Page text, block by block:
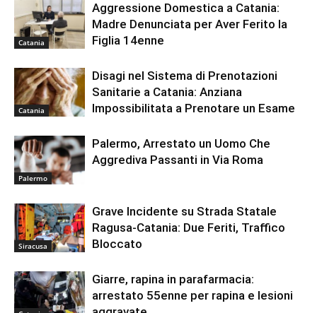
Catania
Aggressione Domestica a Catania:
Madre Denunciata per Aver Ferito la
Figlia 14enne
Catania
Disagi nel Sistema di Prenotazioni
Sanitarie a Catania: Anziana
Impossibilitata a Prenotare un Esame
Palermo
Palermo, Arrestato un Uomo Che
Aggrediva Passanti in Via Roma
Siracusa
Grave Incidente su Strada Statale
Ragusa-Catania: Due Feriti, Traffico
Bloccato
Giarre, rapina in parafarmacia:
arrestato 55enne per rapina e lesioni